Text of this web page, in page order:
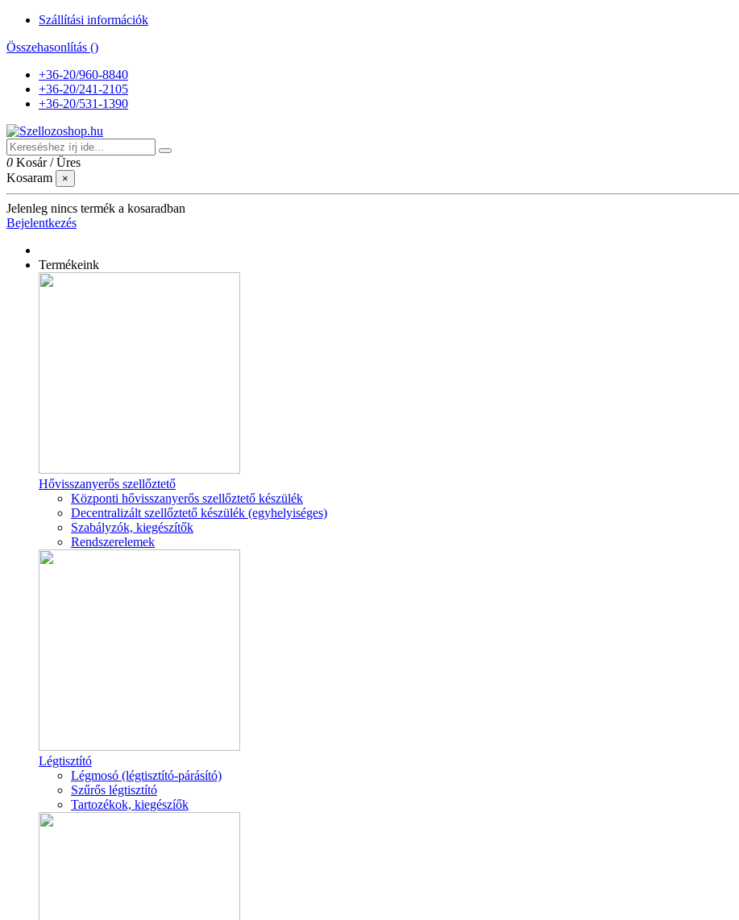
Szállítási információk
Összehasonlítás ()
+36-20/960-8840
+36-20/241-2105
+36-20/531-1390
0 Kosár /Üres
Kosaram
×
Jelenleg nincs termék a kosaradban
Bejelentkezés
Termékeink
Hővisszanyerős szellőztető
Központi hővisszanyerős szellőztető készülék
Decentralizált szellőztető készülék (egyhelyiséges)
Szabályzók, kiegészítők
Rendszerelemek
Légtisztító
Légmosó (légtisztító-párásító)
Szűrős légtisztító
Tartozékok, kiegészíők